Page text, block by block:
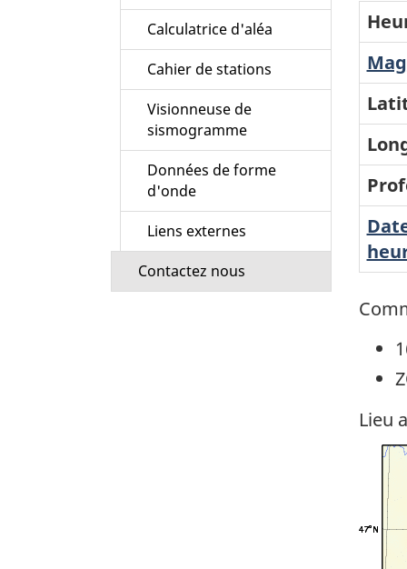
Lieu
Calculatrice d'aléa
Cahier de stations
Visionneuse de
sismogramme
Données de forme
d'onde
Liens externes
Contactez nous